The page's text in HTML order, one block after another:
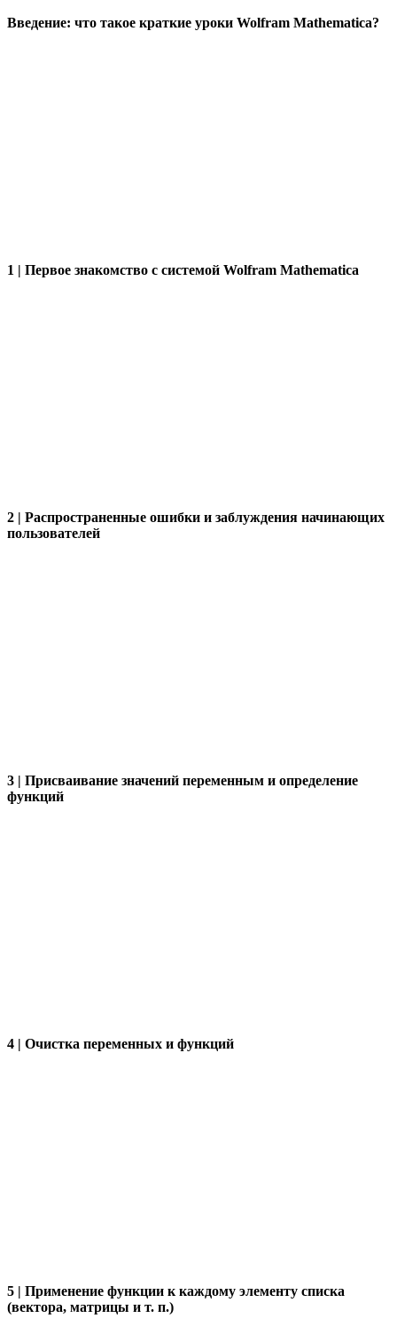
Введение: что такое краткие уроки Wolfram Mathematica?
1 | Первое знакомство с системой Wolfram Mathematica
2 | Распространенные ошибки и заблуждения начинающих
пользователей
3 | Присваивание значений переменным и определение
функций
4 | Очистка переменных и функций
5 | Применение функции к каждому элементу списка
(вектора, матрицы и т. п.)